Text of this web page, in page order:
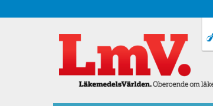
LäkemedelsVärlden